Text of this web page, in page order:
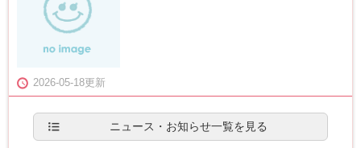
2026-05-18更新
ニュース・お知らせ一覧を見る